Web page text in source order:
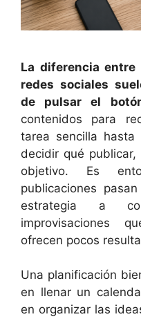
La diferencia entre
redes sociales
de pulsar el
contenidos para
tarea sencilla
decidir qué
objetivo. Es
publicaciones
estrategia a
improvisaciones
ofrecen pocos
Una planificación
en llenar un
en organizar las